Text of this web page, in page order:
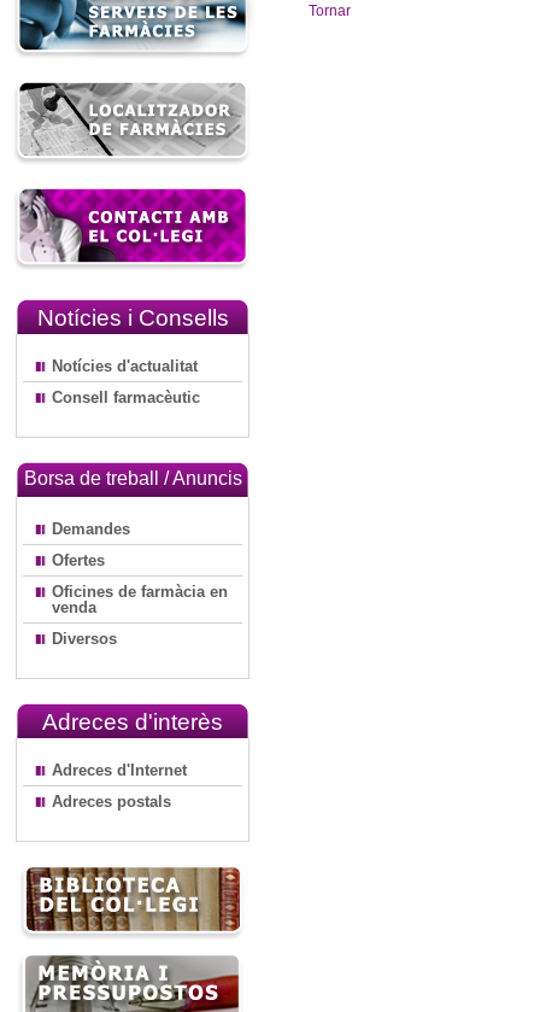
Notícies i Consells
Notícies d'actualitat
Consell farmacèutic
Borsa de treball / Anuncis
Demandes
Ofertes
Oficines de farmàcia en
venda
Diversos
Adreces d'interès
Adreces d'Internet
Adreces postals
Tornar